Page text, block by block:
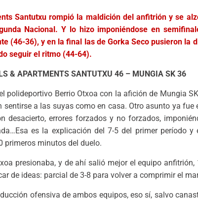
Santutxu rompió la maldición del anfitrión y se
Nacional. Y lo hizo imponiéndose en
(46-36), y en la final las de Gorka Seco pusieron la
seguir el ritmo (44-64).
& APARTMENTS SANTUTXU 46 – MUNGIA SK 36
polideportivo Berrio Otxoa con la afición de Mungia
sentirse a las suyas como en casa. Otro asunto ya
desacierto, errores forzados y no forzados,
es la explicación del 7-5 del primer período
primeros minutos del duelo.
presionaba, y de ahí salió mejor el equipo
de ideas: parcial de 3-8 para volver a comprimir el
ofensiva de ambos equipos, eso sí, salvo